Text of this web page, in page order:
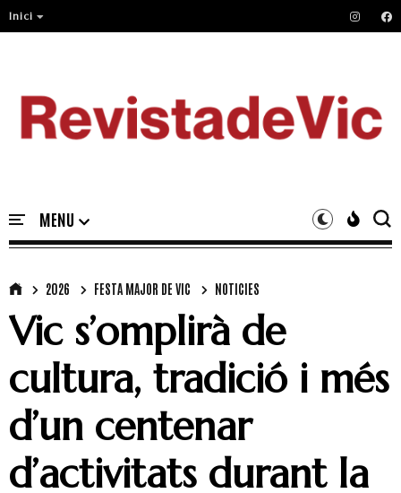
Inici
2026 FESTA MAJOR DE VIC NOTICIES
Vic s’omplirà de
cultura, tradició i més
d’un centenar
d’activitats durant la